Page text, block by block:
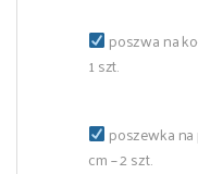
poszwa na
1 szt.
poszewka
cm – 2 szt.